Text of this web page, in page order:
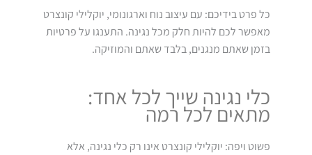
כל פרט בידיכם: עם עיצוב נוח וארגונומי, יוקלילי קונצרט
מאפשר לכם להיות חלק מכל נגינה. התענגו על פרטיות
בזמן שאתם מנגנים, בלבד שאתם והמוזיקה.
כלי נגינה שייך לכל אחד:
מתאים לכל רמה
פשוט ויפה: יוקלילי קונצרט אינו רק כלי נגינה, אלא